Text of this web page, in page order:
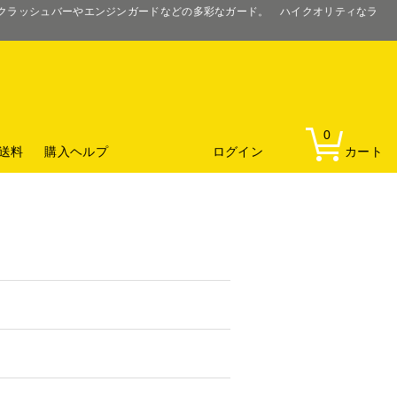
ッシュバーやエンジンガードなどの多彩なガード。 ハイクオリティなラ
ログイン カート
0
料
購入ヘルプ